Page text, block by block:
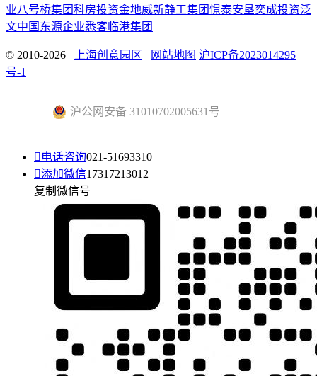
业八号桥集团科房投资金地威新静工集团憬泰安垦奕成投资泛
文中国 东源企业悉客 临港集团
© 2010-2026 上海创意园区 网站地图 沪ICP备2023014295
号-1
沪公网安备 31010702005631号
 电话咨询021-51693310
添加微信17317213012
复制微信号